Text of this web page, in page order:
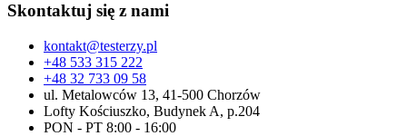
Skontaktuj się z nami
kontakt@testerzy.pl
+48 533 315 222
+48 32 733 09 58
ul. Metalowców 13, 41-500 Chorzów
Lofty Kościuszko, Budynek A, p.204
PON - PT 8:00 - 16:00